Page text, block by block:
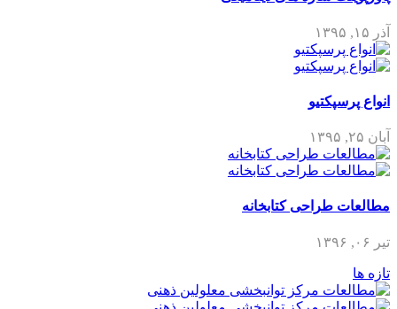
آذر ۱۵, ۱۳۹۵
انواع پرسپکتیو
آبان ۲۵, ۱۳۹۵
مطالعات طراحی کتابخانه
تیر ۰۶, ۱۳۹۶
تازه ها